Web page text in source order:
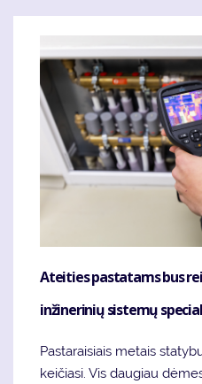
Ateities pastatams bus
inžinerinių sistemų
Pastaraisiais metais
keičiasi. Vis daugiau